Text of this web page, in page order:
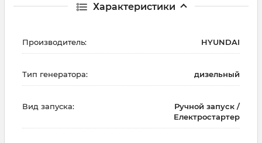
Характеристики
Производитель: HYUNDAI
Тип генератора: дизельный
Вид запуска:
Ручной запуск /
Електростартер